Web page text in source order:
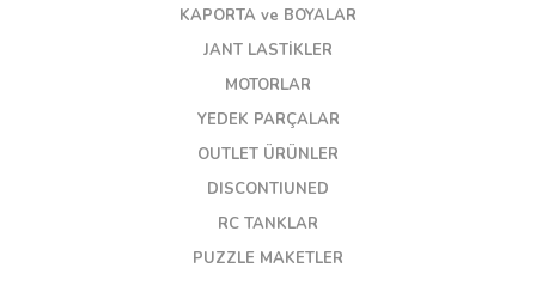
KAPORTA ve BOYALAR
JANT LASTİKLER
MOTORLAR
YEDEK PARÇALAR
OUTLET ÜRÜNLER
DISCONTIUNED
RC TANKLAR
PUZZLE MAKETLER